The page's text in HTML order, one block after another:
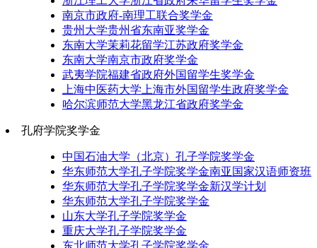
南京市政府-南理工联合奖学金
贵州大学贵州省东南亚奖学金
东南大学茉莉花留学江苏政府奖学金
东南大学南京市政府奖学金
武夷学院福建省政府外国留学生奖学金
上海中医药大学上海市外国留学生政府奖学金
哈尔滨师范大学黑龙江省政府奖学金
孔府学院奖学金
中国石油大学（北京）孔子学院奖学金
华东师范大学孔子学院奖学金南亚国家汉语师资班
华东师范大学孔子学院奖学金新汉学计划
华东师范大学孔子学院奖学金
山东大学孔子学院奖学金
重庆大学孔子学院奖学金
东北师范大学孔子学院奖学金